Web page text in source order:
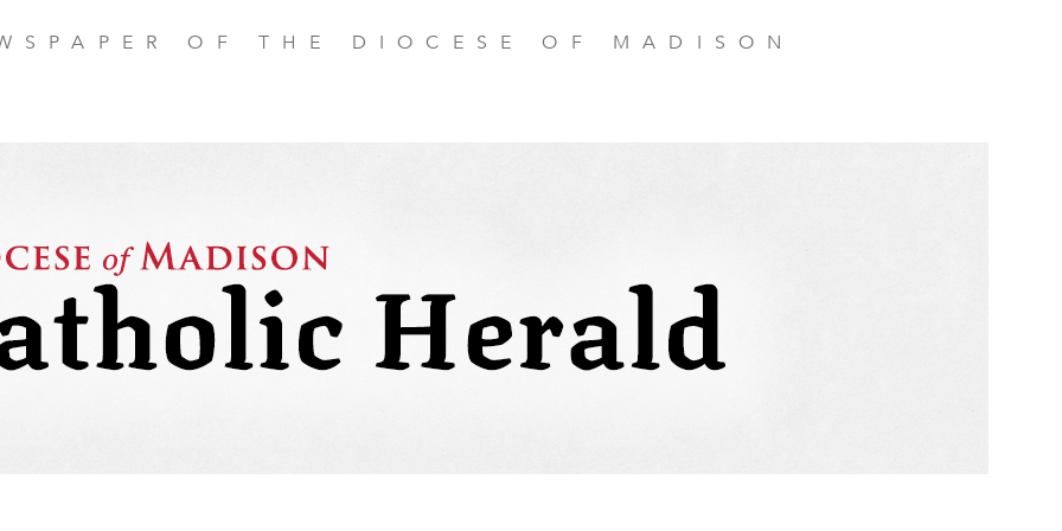
OF THE DIOCESE OF MADISON